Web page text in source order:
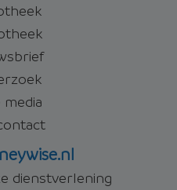
media
dienstverlening